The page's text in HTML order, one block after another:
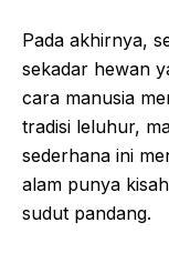
Pada akhirnya,
sekadar hewan
cara manusia
tradisi leluhur,
sederhana ini
alam punya
sudut pandang.